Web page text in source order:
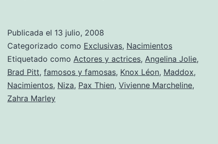
Publicada el 13 julio, 2008
Categorizado como Exclusivas, Nacimientos
Etiquetado como Actores y actrices, Angelina Jolie,
Brad Pitt, famosos y famosas, Knox Léon, Maddox,
Nacimientos, Niza, Pax Thien, Vivienne Marcheline,
Zahra Marley